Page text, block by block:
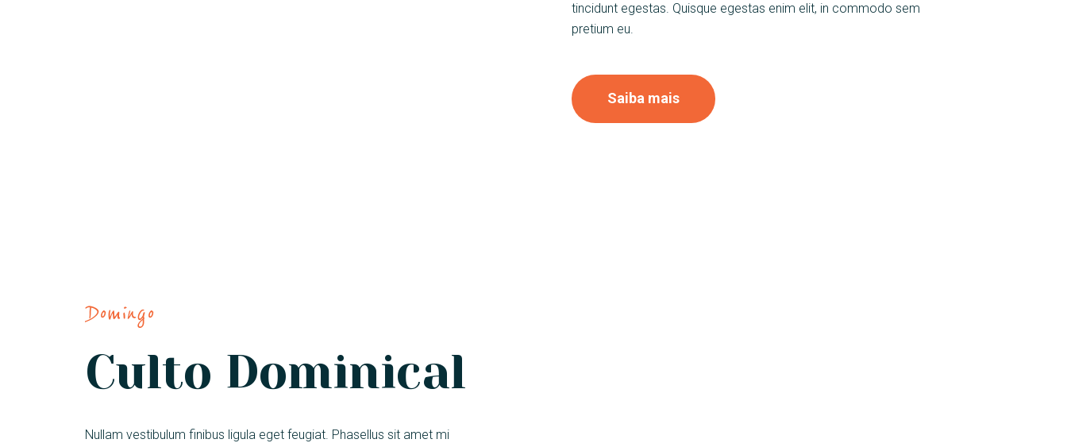
tincidunt egestas. Quisque egestas enim elit, in commodo sem
pretium eu.
Saiba mais
Domingo
Culto Dominical
Nullam vestibulum finibus ligula eget feugiat. Phasellus sit amet mi